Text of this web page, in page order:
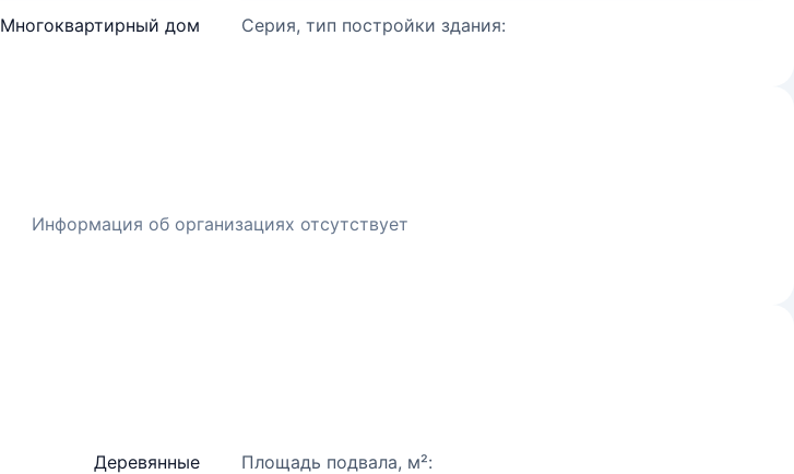
Многоквартирный дом Серия, тип постройки здания:
Информация об организациях отсутствует
Деревянные Площадь подвала, м²: